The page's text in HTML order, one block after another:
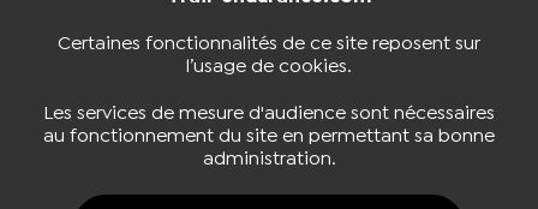
Certaines fonctionnalités de ce site reposent sur
l’usage de cookies.
Les services de mesure d'audience sont nécessaires
au fonctionnement du site en permettant sa bonne
administration.
NOUS CONTACTER BOUTIQUE